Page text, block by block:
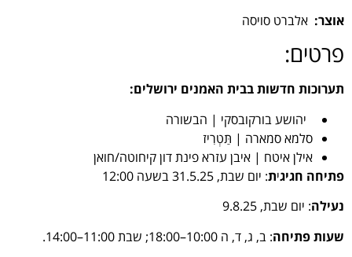
אוצר: אלברט סויסה
פרטים:
תערוכות חדשות בבית האמנים ירושלים:
יהושע בורקובסקי | הבשורה
סלמא סמארה | תַּטְרִיז
אילן איטח | איבן עזרא פינת דון קיחוטה/חואן
פתיחה חגיגית: יום שבת, 31.5.25 בשעה 12:00
נעילה: יום שבת, 9.8.25
שעות פתיחה: ב, ג, ד, ה 10:00–18:00; שבת 11:00–14:00.